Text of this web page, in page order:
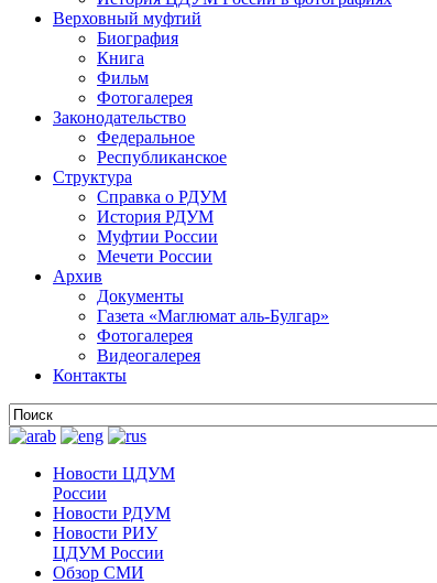
Верховный муфтий
Биография
Книга
Фильм
Фотогалерея
Законодательство
Федеральное
Республиканское
Структура
Справка о РДУМ
История РДУМ
Муфтии России
Мечети России
Архив
Документы
Газета «Маглюмат аль-Булгар»
Фотогалерея
Видеогалерея
Контакты
Новости ЦДУМ
России
Новости РДУМ
Новости РИУ
ЦДУМ России
Обзор СМИ